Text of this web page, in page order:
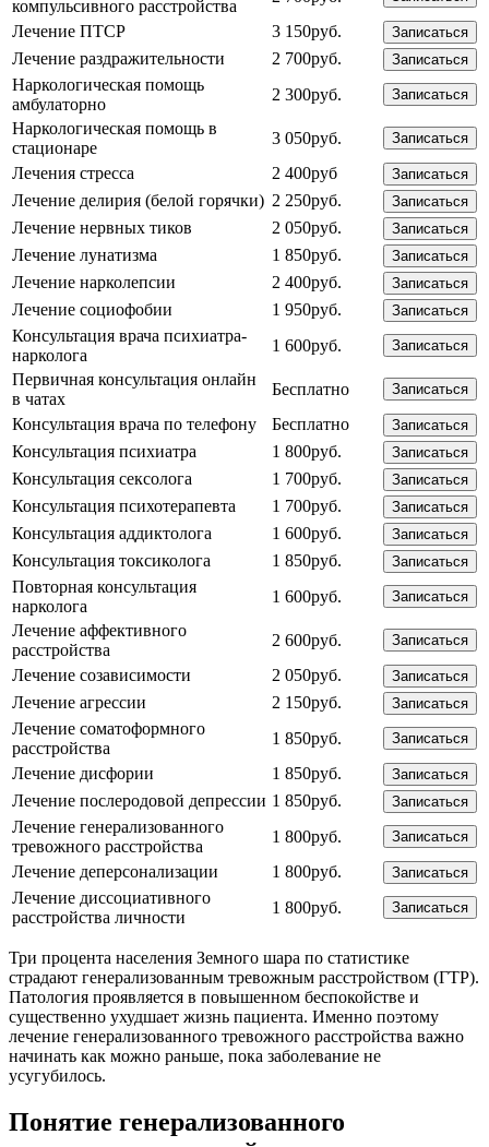
компульсивного расстройства
Лечение ПТСР 3 150руб. Записаться
Лечение раздражительности 2 700руб. Записаться
Наркологическая помощь
амбулаторно
2 300руб. Записаться
Наркологическая помощь в
стационаре
3 050руб. Записаться
Лечения стресса 2 400руб Записаться
Лечение делирия (белой горячки) 2 250руб. Записаться
Лечение нервных тиков 2 050руб. Записаться
Лечение лунатизма 1 850руб. Записаться
Лечение нарколепсии 2 400руб. Записаться
Лечение социофобии 1 950руб. Записаться
Консультация врача психиатра-
нарколога
1 600руб. Записаться
Первичная консультация онлайн
в чатах
Бесплатно Записаться
Консультация врача по телефону Бесплатно Записаться
Консультация психиатра 1 800руб. Записаться
Консультация сексолога 1 700руб. Записаться
Консультация психотерапевта 1 700руб. Записаться
Консультация аддиктолога 1 600руб. Записаться
Консультация токсиколога 1 850руб. Записаться
Повторная консультация
нарколога
1 600руб. Записаться
Лечение аффективного
расстройства
2 600руб. Записаться
Лечение созависимости 2 050руб. Записаться
Лечение агрессии 2 150руб. Записаться
Лечение соматоформного
расстройства
1 850руб. Записаться
Лечение дисфории 1 850руб. Записаться
Лечение послеродовой депрессии 1 850руб. Записаться
Лечение генерализованного
тревожного расстройства
1 800руб. Записаться
Лечение деперсонализации 1 800руб. Записаться
Лечение диссоциативного
расстройства личности
1 800руб. Записаться
Три процента населения Земного шара по статистике
страдают генерализованным тревожным расстройством (ГТР).
Патология проявляется в повышенном беспокойстве и
существенно ухудшает жизнь пациента. Именно поэтому
лечение генерализованного тревожного расстройства важно
начинать как можно раньше, пока заболевание не
усугубилось.
Понятие генерализованного